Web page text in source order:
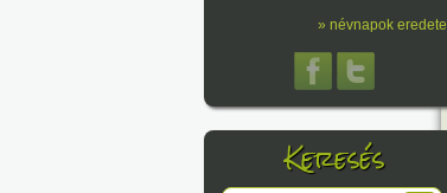
» névnapok eredete
Keresés